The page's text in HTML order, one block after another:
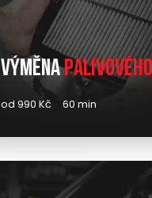
Výměna
od 990 Kč 60 min